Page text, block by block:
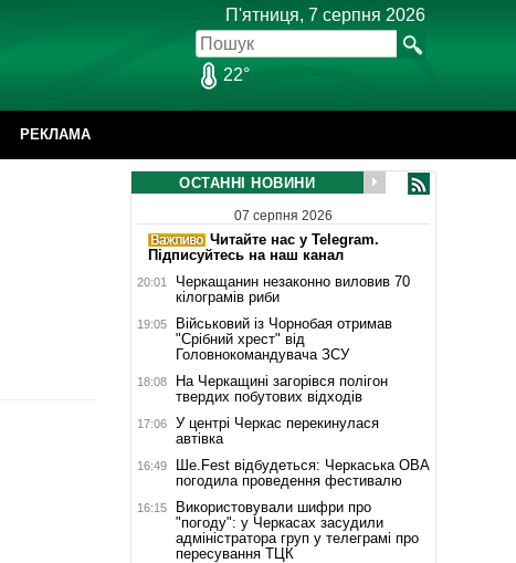
П'ятниця, 7 серпня 2026
22°
РЕКЛАМА
ОСТАННІ НОВИНИ
07 серпня 2026
Читайте нас у Telegram.
Підписуйтесь на наш канал
20:01
Черкащанин незаконно виловив 70
кілограмів риби
19:05
Військовий із Чорнобая отримав
"Срібний хрест" від
Головнокомандувача ЗСУ
18:08
На Черкащині загорівся полігон
твердих побутових відходів
17:06
У центрі Черкас перекинулася
автівка
16:49
Ше.Fest відбудеться: Черкаська ОВА
погодила проведення фестивалю
16:15
Використовували шифри про
"погоду": у Черкасах засудили
адміністратора груп у телеграмі про
пересування ТЦК